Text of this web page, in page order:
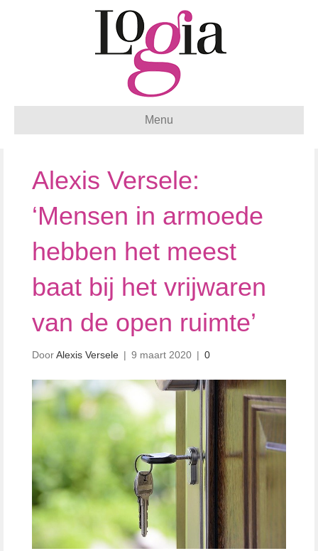
Menu
Alexis Versele:
‘Mensen in armoede
hebben het meest
baat bij het vrijwaren
van de open ruimte’
DoorAlexis Versele | 9 maart 2020 | 0